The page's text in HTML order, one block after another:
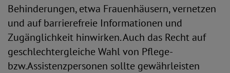
Behinderungen, etwa Frauenhäusern, vernetzen
und auf barrierefreie Informationen und
Zugänglichkeit hinwirken. Auch das Recht auf
geschlechtergleiche Wahl von Pflege-
bzw.Assistenzpersonen sollte gewährleisten